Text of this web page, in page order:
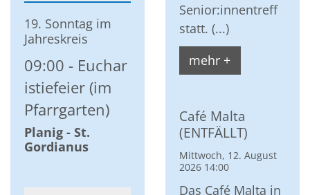
Datum: 9. August 2026
19. Sonntag im
Jahreskreis
09:00
Euchar
istiefeier (im
Pfarrgarten)
Planig - St.
Gordianus
Senior:innentreff
statt. (...)
mehr +
Café Malta
(ENTFÄLLT)
Mittwoch, 12. August
2026 14:00
Das Café Malta in